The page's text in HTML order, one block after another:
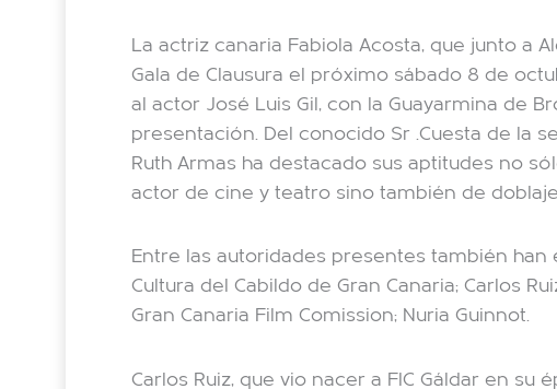
La actriz canaria Fabiola Acosta, que junto a
Gala de Clausura el próximo sábado 8 de
al actor José Luis Gil, con la Guayarmina de
presentación. Del conocido Sr .Cuesta de la
Ruth Armas ha destacado sus aptitudes no
actor de cine y teatro sino también de
Entre las autoridades presentes también han
Cultura del Cabildo de Gran Canaria; Carlos
Gran Canaria Film Comission; Nuria Guinnot.
Carlos Ruiz, que vio nacer a FIC Gáldar en su